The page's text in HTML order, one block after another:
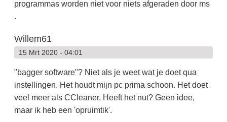
programmas worden niet voor niets afgeraden door ms
.
Willem61
15 Mrt 2020 - 04:01
"bagger software"? Niet als je weet wat je doet qua
instellingen. Het houdt mijn pc prima schoon. Het doet
veel meer als CCleaner. Heeft het nut? Geen idee,
maar ik heb een 'opruimtik'.